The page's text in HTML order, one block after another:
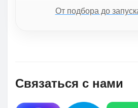
От подбора до
Связаться с нами